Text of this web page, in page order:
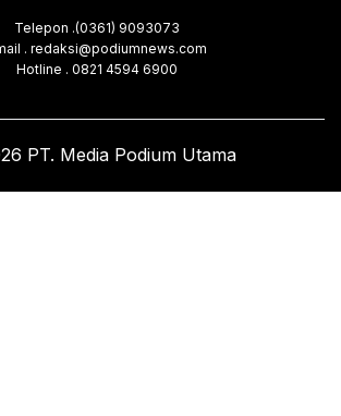
Telepon .(0361) 9093073
. redaksi@podiumnews.com
Hotline . 0821 4594 6900
PT. Media Podium Utama